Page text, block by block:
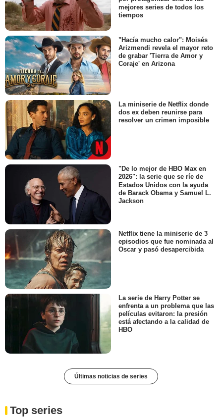
mejores series de todos los
tiempos
"Hacía mucho calor": Moisés
Arizmendi revela el mayor reto
de grabar 'Tierra de Amor y
Coraje' en Arizona
La miniserie de Netflix donde
dos ex deben reunirse para
resolver un crimen imposible
"De lo mejor de HBO Max en
2026": la serie que se ríe de
Estados Unidos con la ayuda
de Barack Obama y Samuel L.
Jackson
Netflix tiene la miniserie de 3
episodios que fue nominada al
Oscar y pasó desapercibida
La serie de Harry Potter se
enfrenta a un problema que las
películas evitaron: la presión
está afectando a la calidad de
HBO
Últimas noticias de series
Top series